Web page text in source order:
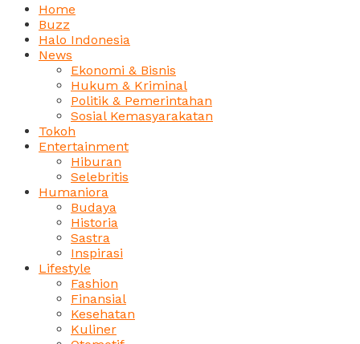
Home
Buzz
Halo Indonesia
News
Ekonomi & Bisnis
Hukum & Kriminal
Politik & Pemerintahan
Sosial Kemasyarakatan
Tokoh
Entertainment
Hiburan
Selebritis
Humaniora
Budaya
Historia
Sastra
Inspirasi
Lifestyle
Fashion
Finansial
Kesehatan
Kuliner